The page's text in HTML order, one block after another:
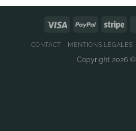
CONTACT MENTIONS LÉGALES
Copyright 2026 ©